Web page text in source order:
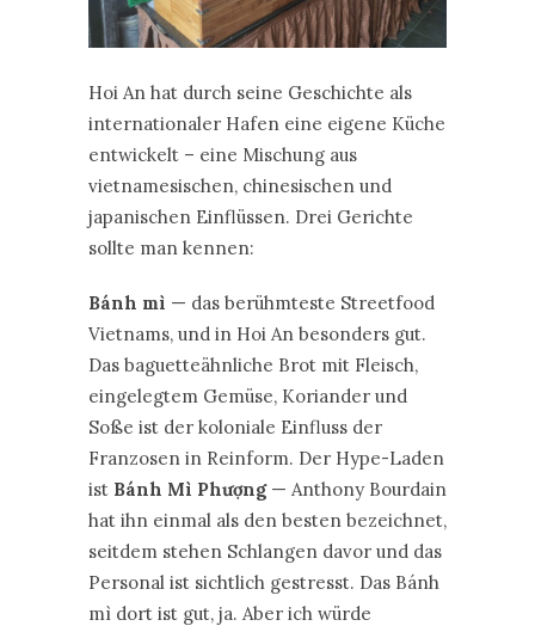
Hoi An hat durch seine Geschichte als
internationaler Hafen eine eigene Küche
entwickelt – eine Mischung aus
vietnamesischen, chinesischen und
japanischen Einflüssen. Drei Gerichte
sollte man kennen:
Bánh mì — das berühmteste Streetfood
Vietnams, und in Hoi An besonders gut.
Das baguetteähnliche Brot mit Fleisch,
eingelegtem Gemüse, Koriander und
Soße ist der koloniale Einfluss der
Franzosen in Reinform. Der Hype-Laden
ist Bánh Mì Phượng— Anthony Bourdain
hat ihn einmal als den besten bezeichnet,
seitdem stehen Schlangen davor und das
Personal ist sichtlich gestresst. Das Bánh
mì dort ist gut, ja. Aber ich würde